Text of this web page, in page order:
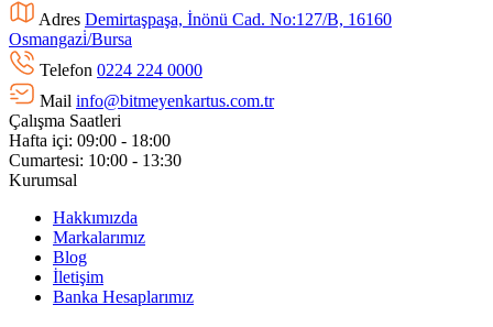
Adres Demirtaşpaşa, İnönü Cad. No:127/B, 16160
Osmangazi̇/Bursa
Telefon 0224 224 0000
Mail info@bitmeyenkartus.com.tr
Çalışma Saatleri
Hafta içi: 09:00 - 18:00
Cumartesi: 10:00 - 13:30
Kurumsal
Hakkımızda
Markalarımız
Blog
İletişim
Banka Hesaplarımız